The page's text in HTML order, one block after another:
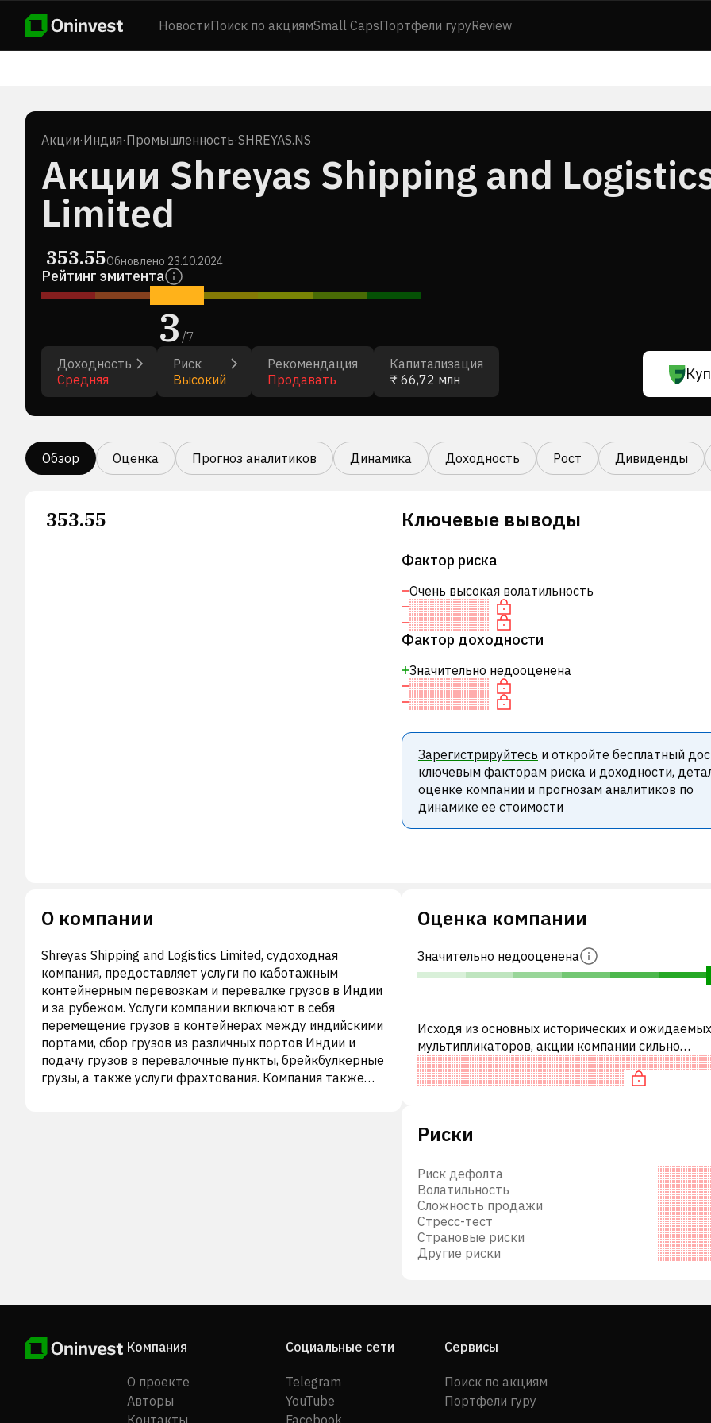
НовостиПоиск по акциямSmall CapsПортфели гуруReview
Акции·Индия·Промышленность·SHREYAS.NS
Акции Shreyas Shipping and
Limited
353.55Обновлено 23.10.2024
Рейтинг эмитента
3/7
Доходность
Средняя
Риск
Высокий
Рекомендация
Продавать
Капитализация
₹ 66,72 млн
Обзор Оценка Прогноз аналитиков Динамика Доходность Рост Дивиденды
353.55 Ключевые выводы
Фактор риска
Очень высокая волатильность
Фактор доходности
Значительно недооценена
Зарегистрируйтесь и откройте бесплатный
ключевым факторам риска и доходности,
оценке компании и прогнозам аналитиков по
динамике ее стоимости
О компании
Shreyas Shipping and Logistics Limited, судоходная
компания, предоставляет услуги по каботажным
контейнерным перевозкам и перевалке грузов в Индии
и за рубежом. Услуги компании включают в себя
перемещение грузов в контейнерах между индийскими
портами, сбор грузов из различных портов Индии и
подачу грузов в перевалочные пункты, брейкбулкерные
грузы, а также услуги фрахтования. Компания также
Оценка компании
Значительно недооценена
Исходя из основных исторических и ожидаемых
мультипликаторов, акции компании сильно
недооценены по сравнению с аналогичными
компаниями. В частности, акция компании
Риски
Риск дефолта
Волатильность
Сложность продажи
Стресс-тест
Страновые риски
Другие риски
Компания
О проекте
Авторы
Контакты
Социальные сети
Telegram
YouTube
Facebook
Сервисы
Поиск по акциям
Портфели гуру